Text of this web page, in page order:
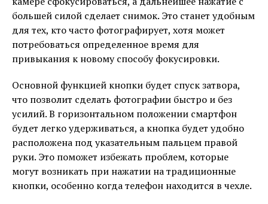
большей силой сделает снимок. Это станет удобным
для тех, кто часто фотографирует, хотя может
потребоваться определенное время для
привыкания к новому способу фокусировки.
Основной функцией кнопки будет спуск затвора,
что позволит сделать фотографии быстро и без
усилий. В горизонтальном положении смартфон
будет легко удерживаться, а кнопка будет удобно
расположена под указательным пальцем правой
руки. Это поможет избежать проблем, которые
могут возникать при нажатии на традиционные
кнопки, особенно когда телефон находится в чехле.